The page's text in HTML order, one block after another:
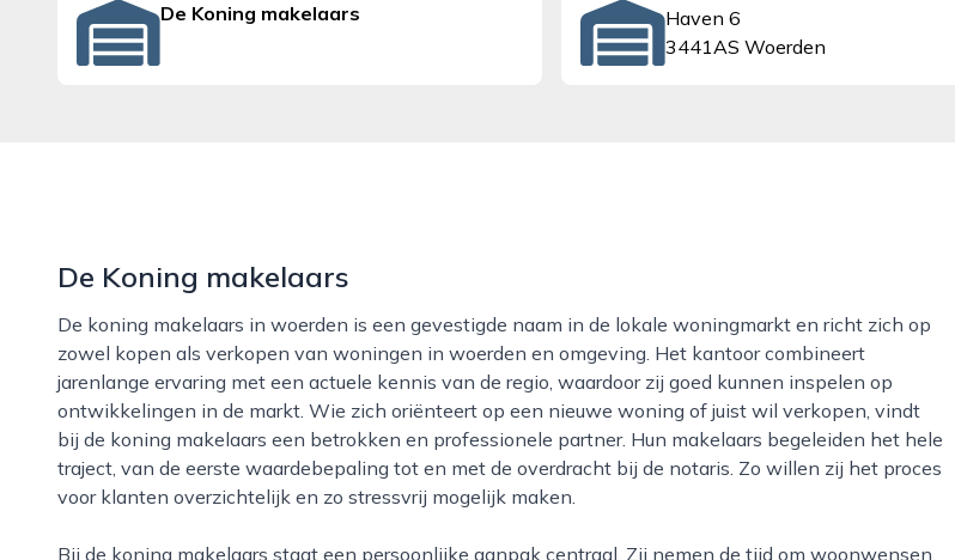
De Koning makelaars
Haven 6
3441AS Woerden
De Koning makelaars
De koning makelaars in woerden is een gevestigde naam in de lokale woningmarkt en richt zich op
zowel kopen als verkopen van woningen in woerden en omgeving. Het kantoor combineert
jarenlange ervaring met een actuele kennis van de regio, waardoor zij goed kunnen inspelen op
ontwikkelingen in de markt. Wie zich oriënteert op een nieuwe woning of juist wil verkopen, vindt
bij de koning makelaars een betrokken en professionele partner. Hun makelaars begeleiden het hele
traject, van de eerste waardebepaling tot en met de overdracht bij de notaris. Zo willen zij het proces
voor klanten overzichtelijk en zo stressvrij mogelijk maken.
Bij de koning makelaars staat een persoonlijke aanpak centraal. Zij nemen de tijd om woonwensen,